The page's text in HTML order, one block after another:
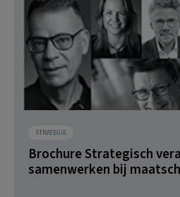
STRATEGIE
Brochure Strategisch
samenwerken bij